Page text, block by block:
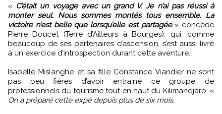
« C’était un voyage avec un grand V. Je n’ai pas réussi à
monter seul. Nous sommes montés tous ensemble. La
victoire n’est belle que lorsqu’elle est partagée» concède
Pierre Doucet (Terre d’Ailleurs à Bourges), qui, comme
beaucoup de ses partenaires d’ascension, s’est aussi livré
à un exercice d’introspection durant cette aventure.
Isabelle Mislanghe et sa fille Constance Viandier ne sont
pas peu fières d’avoir entrainé ce groupe de
professionnels du tourisme tout en haut du Kilimandjaro. «
On a préparé cette expé depuis plus de six mois.